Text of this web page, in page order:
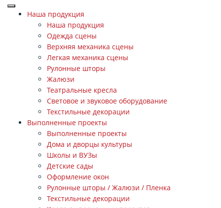
Наша продукция
Наша продукция
Одежда сцены
Верхняя механика сцены
Легкая механика сцены
Рулонные шторы
Жалюзи
Театральные кресла
Световое и звуковое оборудование
Текстильные декорации
Выполненные проекты
Выполненные проекты
Дома и дворцы культуры
Школы и ВУЗы
Детские сады
Оформление окон
Рулонные шторы / Жалюзи / Пленка
Текстильные декорации